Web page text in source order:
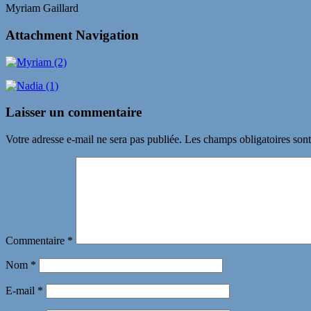
Myriam Gaillard
Attachment Navigation
Laisser un commentaire
Votre adresse e-mail ne sera pas publiée. Les champs obligatoires
Commentaire *
Nom *
E-mail *